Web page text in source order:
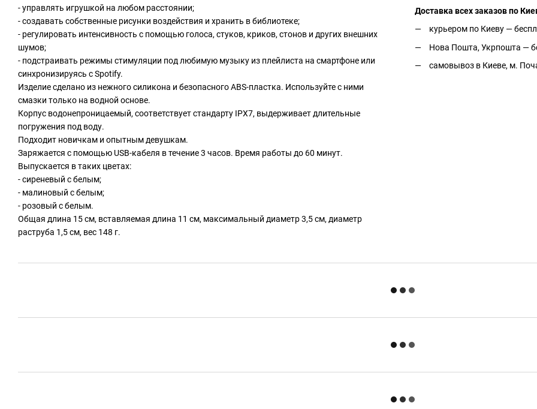
- управлять игрушкой на любом расстоянии;
- создавать собственные рисунки воздействия и хранить в библиотеке;
- регулировать интенсивность с помощью голоса, стуков, криков, стонов и других внешних
шумов;
- подстраивать режимы стимуляции под любимую музыку из плейлиста на смартфоне или
синхронизируясь с Spotify.
Изделие сделано из нежного силикона и безопасного ABS-пластка. Используйте с ними
смазки только на водной основе.
Корпус водонепроницаемый, соответствует стандарту IPX7, выдерживает длительные
погружения под воду.
Подходит новичкам и опытным девушкам.
Заряжается с помощью USB-кабеля в течение 3 часов. Время работы до 60 минут.
Выпускается в таких цветах:
- сиреневый с белым;
- малиновый с белым;
- розовый с белым.
Общая длина 15 см, вставляемая длина 11 см, максимальный диаметр 3,5 см, диаметр
раструба 1,5 см, вес 148 г.
Доставка всех заказов по
курьером по Киеву —
Нова Пошта, Укрпошта —
самовывоз в Киеве, м.